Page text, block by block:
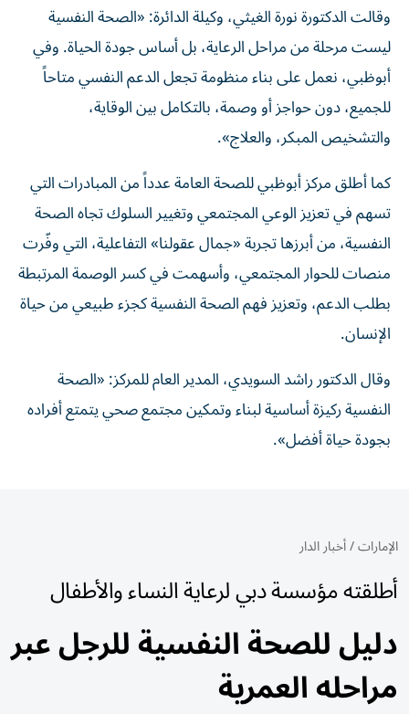
وقالت الدكتورة نورة الغيثي، وكيلة الدائرة: «الصحة النفسية
ليست مرحلة من مراحل الرعاية، بل أساس جودة الحياة. وفي
أبوظبي، نعمل على بناء منظومة تجعل الدعم النفسي متاحاً
للجميع، دون حواجز أو وصمة، بالتكامل بين الوقاية،
والتشخيص المبكر، والعلاج».
كما أطلق مركز أبوظبي للصحة العامة عدداً من المبادرات التي
تسهم في تعزيز الوعي المجتمعي وتغيير السلوك تجاه الصحة
النفسية، من أبرزها تجربة «جمال عقولنا» التفاعلية، التي وفّرت
منصات للحوار المجتمعي، وأسهمت في كسر الوصمة المرتبطة
بطلب الدعم، وتعزيز فهم الصحة النفسية كجزء طبيعي من حياة
الإنسان.
وقال الدكتور راشد السويدي، المدير العام للمركز: «الصحة
النفسية ركيزة أساسية لبناء وتمكين مجتمع صحي يتمتع أفراده
بجودة حياة أفضل».
الإمارات/أخبار الدار
أطلقته مؤسسة دبي لرعاية النساء والأطفال
دليل للصحة النفسية للرجل عبر
مراحله العمرية